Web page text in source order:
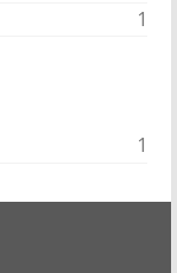
1
1